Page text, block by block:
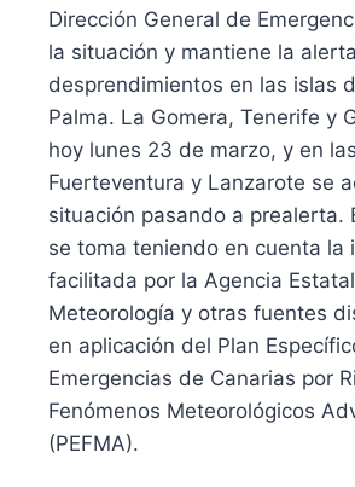
Dirección General de
la situación y mantiene la
desprendimientos en las islas
Palma. La Gomera, Tenerife y
hoy lunes 23 de marzo, y en
Fuerteventura y Lanzarote se
situación pasando a prealerta.
se toma teniendo en cuenta la
facilitada por la Agencia
Meteorología y otras fuentes
en aplicación del Plan
Emergencias de Canarias por
Fenómenos Meteorológicos
(PEFMA).